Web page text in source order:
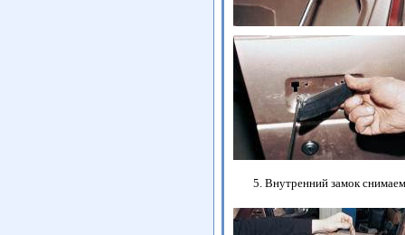
Внутренний замок